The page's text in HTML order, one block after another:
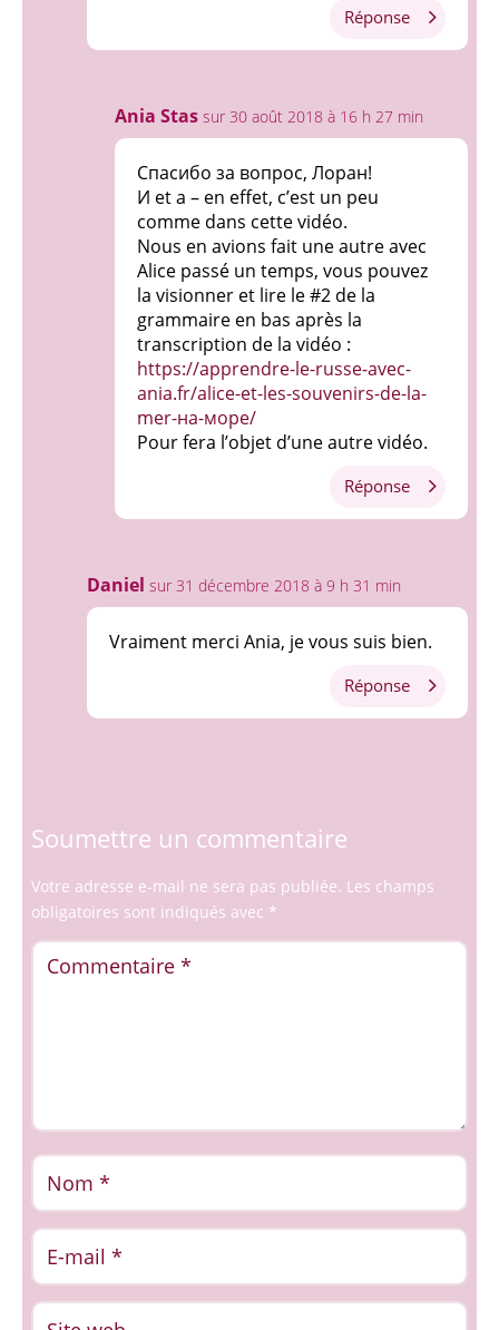
Réponse
Ania Stas sur 30 août 2018 à 16 h 27 min
Спасибо за вопрос, Лоран!
И et а – en effet, c’est un peu
comme dans cette vidéo.
Nous en avions fait une autre avec
Alice passé un temps, vous pouvez
la visionner et lire le #2 de la
grammaire en bas après la
transcription de la vidéo :
https://apprendre-le-russe-avec-
ania.fr/alice-et-les-souvenirs-de-la-
mer-на-море/
Pour fera l’objet d’une autre vidéo.
Réponse
Daniel sur 31 décembre 2018 à 9 h 31 min
Vraiment merci Ania, je vous suis bien.
Réponse
Soumettre un commentaire
Votre adresse e-mail ne sera pas publiée. Les champs
obligatoires sont indiqués avec *